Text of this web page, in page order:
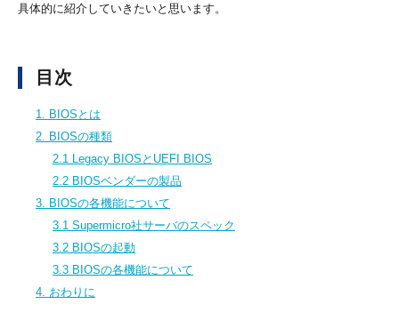
具体的に紹介していきたいと思います。
目次
1. BIOSとは
2. BIOSの種類
2.1 Legacy BIOSとUEFI BIOS
2.2 BIOSベンダーの製品
3. BIOSの各機能について
3.1 Supermicro社サーバのスペック
3.2 BIOSの起動
3.3 BIOSの各機能について
4. おわりに